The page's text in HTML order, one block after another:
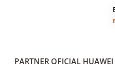
PARTNER OFICIAL HUAWEI